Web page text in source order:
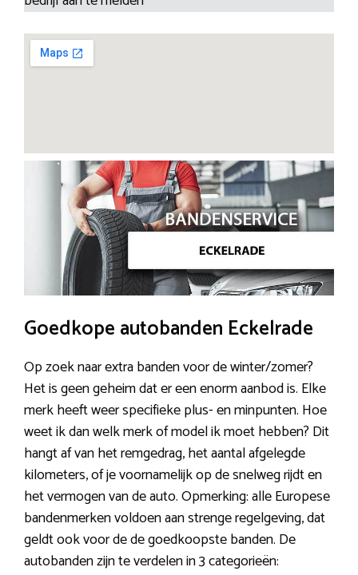
Goedkope autobanden Eckelrade
Op zoek naar extra banden voor de winter/zomer?
Het is geen geheim dat er een enorm aanbod is. Elke
merk heeft weer specifieke plus- en minpunten. Hoe
weet ik dan welk merk of model ik moet hebben? Dit
hangt af van het remgedrag, het aantal afgelegde
kilometers, of je voornamelijk op de snelweg rijdt en
het vermogen van de auto. Opmerking: alle Europese
bandenmerken voldoen aan strenge regelgeving, dat
geldt ook voor de de goedkoopste banden. De
autobanden zijn te verdelen in 3 categorieën: